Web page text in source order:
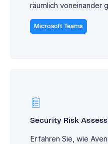
räumlich voneinander
Microsoft Teams
Security Risk
Erfahren Sie, wie